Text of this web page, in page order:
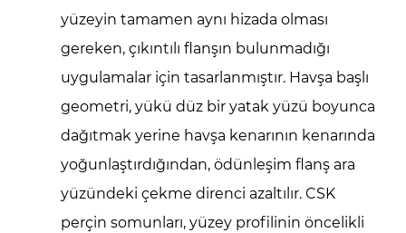
yüzeyin tamamen aynı hizada olması
gereken, çıkıntılı flanşın bulunmadığı
uygulamalar için tasarlanmıştır. Havşa başlı
geometri, yükü düz bir yatak yüzü boyunca
dağıtmak yerine havşa kenarının kenarında
yoğunlaştırdığından, ödünleşim flanş ara
yüzündeki çekme direnci azaltılır. CSK
perçin somunları, yüzey profilinin öncelikli